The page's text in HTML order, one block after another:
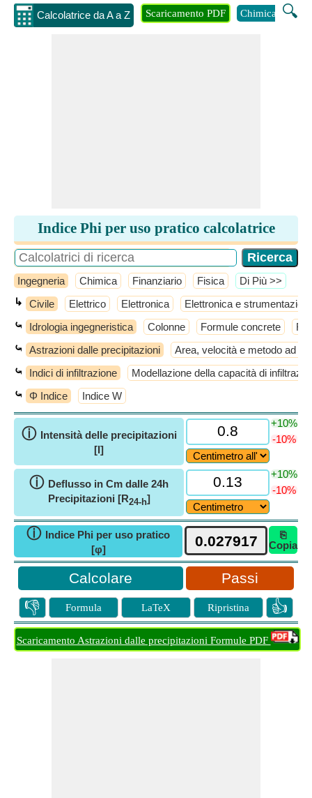
Calcolatrice da A a Z 🔍
Scaricamento PDF Chimica
Indice Phi per uso pratico calcolatrice
Ingegneria Chimica Finanziario Fisica ​Di Più >>
↳ Civile Elettrico Elettronica Elettronica e
⤿ Idrologia ingegneristica Colonne Formule concrete
⤿ Astrazioni dalle precipitazioni Area, velocità e metodo ad
⤿ Indici di infiltrazione Modellazione della capacità di
⤿ Φ Indice Indice W
ⓘ Intensità delle precipitazioni
[I]
+10%
-10%
ⓘ Deflusso in Cm dalle 24h
Precipitazioni [R24-h]
+10%
-10%
ⓘ Indice Phi per uso pratico
[φ]
⎘
Copia
Passi
👎 Formula LaTeX Ripristina 👍
Scaricamento Astrazioni dalle precipitazioni Formule PDF